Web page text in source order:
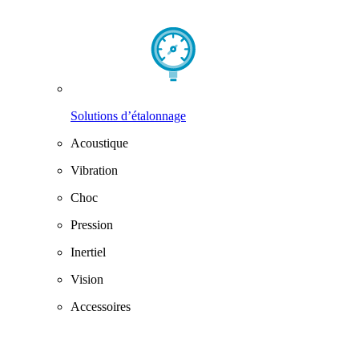
Solutions d’étalonnage
Acoustique
Vibration
Choc
Pression
Inertiel
Vision
Accessoires